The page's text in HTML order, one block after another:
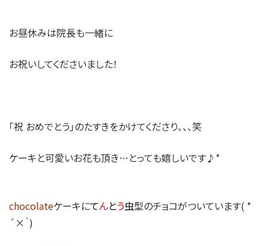
お昼休みは院長も一緒に
お祝いしてくださいました！
「祝 おめでとう」のたすきをかけてくださり、、、笑
ケーキと可愛いお花も頂き…とっても嬉しいです♪*
chocolateケーキにてんとう虫型のチョコがついています( *
´×｀)